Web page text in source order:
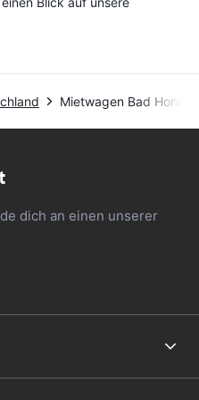
Mietwagen Bad Honnef
dich an einen unserer